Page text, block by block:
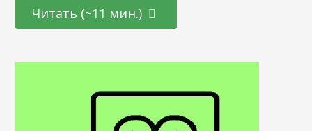
специалистов, так и для тех, кто находится на стадии
переосмысления карьерного пути и готов начать все с
интерфейсов для сайтов и приложений. Он…
Читать (~11 мин.)